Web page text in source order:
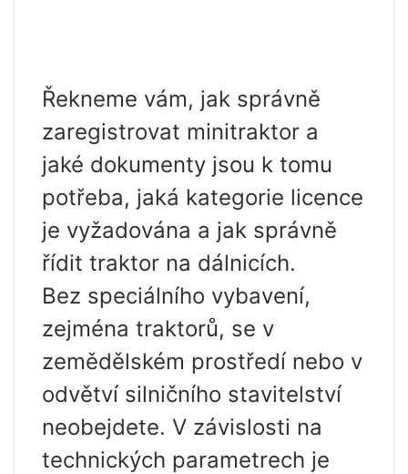
Řekneme vám, jak správně
zaregistrovat minitraktor a
jaké dokumenty jsou k tomu
potřeba, jaká kategorie licence
je vyžadována a jak správně
řídit traktor na dálnicích.
Bez speciálního vybavení,
zejména traktorů, se v
zemědělském prostředí nebo v
odvětví silničního stavitelství
neobejdete. V závislosti na
technických parametrech je